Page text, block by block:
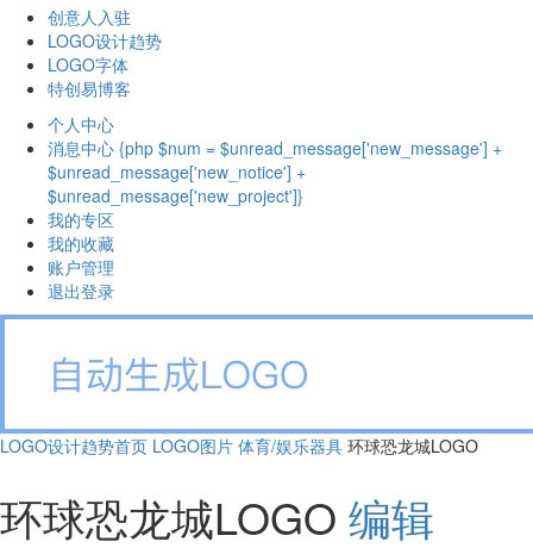
创意人入驻
LOGO设计趋势
LOGO字体
特创易博客
个人中心
消息中心 {php $num = $unread_message['new_message'] +
$unread_message['new_notice'] +
$unread_message['new_project']}
我的专区
我的收藏
账户管理
退出登录
LOGO设计趋势首页 LOGO图片 体育/娱乐器具 环球恐龙城LOGO
环球恐龙城LOGO 编辑